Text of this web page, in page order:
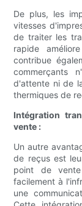
De plus, les
vitesses
de traiter les
rapide
contribue
commerçants
d'attente ni de
thermiques de
Intégration
vente :
Un autre
de reçus est
point de
facilement à
une